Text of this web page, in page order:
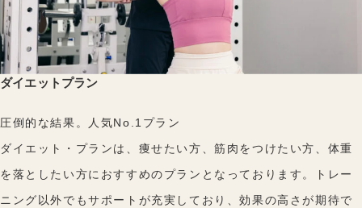
ダイエットプラン
圧倒的な結果。人気No.1プラン
ダイエット・プランは、痩せたい方、筋肉をつけたい方、体重
を落としたい方におすすめのプランとなっております。トレー
ニング以外でもサポートが充実しており、効果の高さが期待で